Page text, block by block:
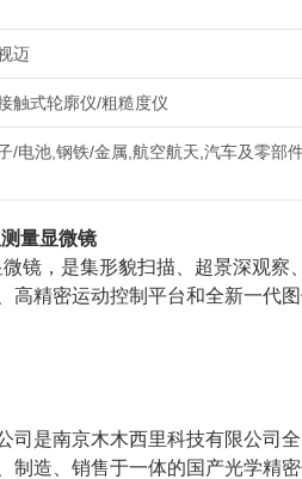
迈
触式轮廓仪/粗糙度仪
/电池,钢铁/金属,航空航天,汽车及零部
量显微镜
镜，是集形貌扫描、超景深观
高精密运动控制平台和全新一代
司是南京木木西里科技有限公司
制造、销售于一体的国产光学精密